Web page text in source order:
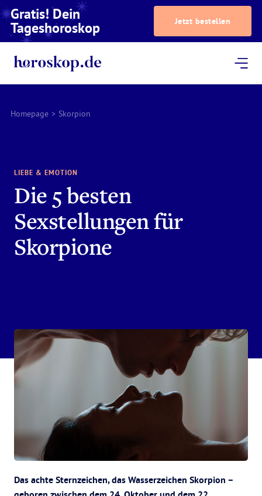
Gratis! Dein
Tageshoroskop Jetzt bestellen
Homepage > Skorpion
LIEBE & EMOTION
Die 5 besten
Sexstellungen für
Skorpione
Das achte Sternzeichen, das Wasserzeichen Skorpion –